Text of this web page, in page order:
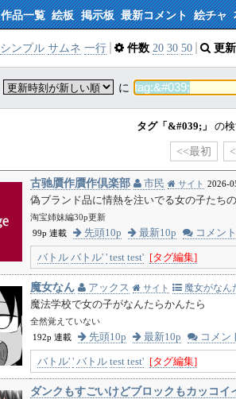
作品一覧 絵板 掲示板 最新コメント 絵チャ
シンプル サムネ 一行 件数 20 30 50 更
に
タグ「&#039;」 の
<<最初
古驰贋作贋作倶楽部 市民 サイト 2026-
偽ブランド品に情熱を注いでる女の子たち
淘宝姉妹編30p更新
99p 連載
先頭10p 最新10p コメント
バトル バトル' ' test test' [タグ編集]
魔女なん アックス サイト
魔女がなん
魔法学校で女の子がなんたらかんたら
全然覚えていない
192p 連載
先頭10p 最新10p コメン
バトル' ' バトル test test' [タグ編集]
ダンクもすごいけどブロックもカッコイ